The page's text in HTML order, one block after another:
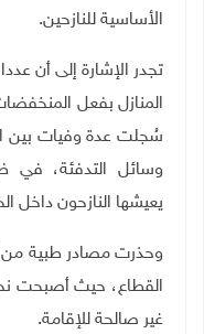
الأساسية للنازحين.
تجدر الإشارة إلى أن
المنازل بفعل
سُجلت عدة وفيات بين
وسائل التدفئة، في
يعيشها النازحون داخل
وحذرت مصادر طبية من
غير صالحة للإقامة.